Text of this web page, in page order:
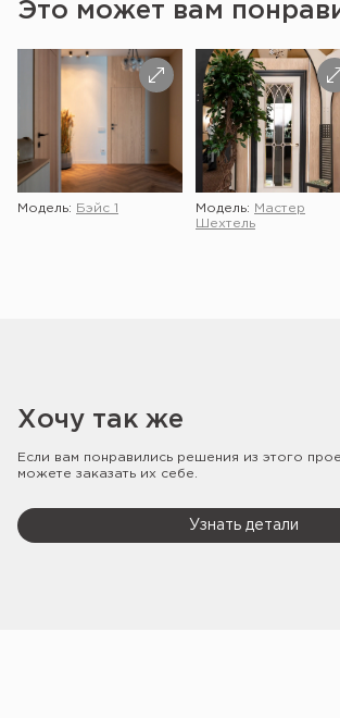
Это может вам
Модель: Бэйс 1 Модель:
Мастер
Шехтель
Хочу так же
Если вам понравились решения из этого
можете заказать их себе.
Узнать детали